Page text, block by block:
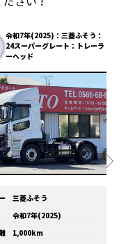
令和7年(2025)：三菱ふそう：
24スーパーグレート：トレーラ
ーヘッド
三菱ふそう
令和7年(2025)
1,000km